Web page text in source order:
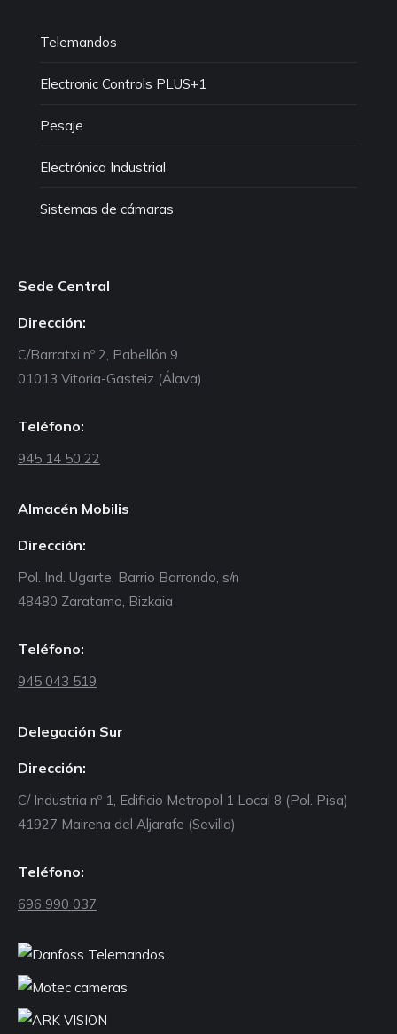
Telemandos
Electronic Controls PLUS+1
Pesaje
Electrónica Industrial
Sistemas de cámaras
Sede Central
Dirección:
C/Barratxi nº 2, Pabellón 9
01013 Vitoria-Gasteiz (Álava)
Teléfono:
945 14 50 22
Almacén Mobilis
Dirección:
Pol. Ind. Ugarte, Barrio Barrondo, s/n
48480 Zaratamo, Bizkaia
Teléfono:
945 043 519
Delegación Sur
Dirección:
C/ Industria nº 1, Edificio Metropol 1 Local 8 (Pol. Pisa)
41927 Mairena del Aljarafe (Sevilla)
Teléfono:
696 990 037